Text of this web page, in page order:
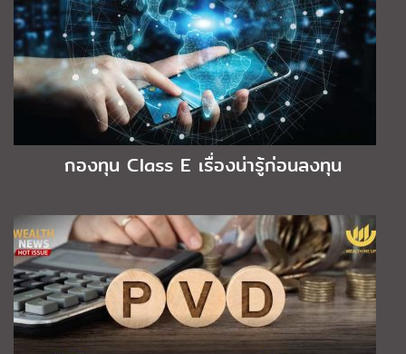
กองทุน Class E เรื่องน่ารู้ก่อนลงทุน